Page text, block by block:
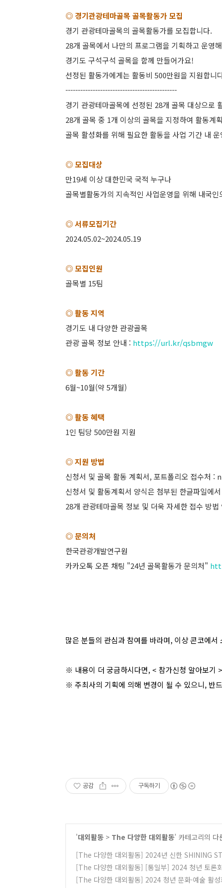
◎ 경기관광테마골목 골목활동가 모집
경기 관광테마골목의 골목활동가를 모집합니다.
28개 골목에서 나만의 프로그램을 기획하고 운영
경기도 구석구석 골목을 함께 만들어가요!
선정된 활동가에게는 활동비 500만원을 지원합니
---------------------------------------------
경기 관광테마골목에 선정된 28개 골목 대상으로
28개 골목 중 1개 이상의 골목을 지정하여 활동계
골목 활성화를 위해 필요한 활동을 사업 기간 내
◎ 모집대상
만19세 이상 대한민국 국적 누구나
골목별활동가의 지속적인 사업운영을 위해 내국인
◎ 서류모집기간
2024.05.02~2024.05.19
◎ 모집인원
골목별 15팀
◎ 활동 지역
경기도 내 다양한 관광골목
관광 골목 정보 안내 : https://url.kr/qsbmgw
◎ 활동 기간
6월~10월(약 5개월)
◎ 활동 혜택
1인 팀당 500만원 지원
◎ 지원 방법
신청서 및 골목 활동 계획서, 포트폴리오 접수처
신청서 및 활동계획서 양식은 첨부된 한글파일에
28개 관광테마골목 정보 및 더욱 자세한 접수 방
◎ 문의처
한국관광개발연구원
카카오톡 오픈 채팅 "24년 골목활동가 문의처"
많은 분들의 관심과 참여를 바라며, 이상 콘코에서
※ 내용이 더 궁금하시다면, < 참가신청 알아보기
※ 주최사의 기획에 의해 변경이 될 수 있으니, 반
공감 구독하기
'대외활동 > The 다양한 대외활동' 카테고리의 다
[The 다양한 대외활동] 2024년 신한 SHINING
[The 다양한 대외활동] [통일부] 2024 청년 토론
[The 다양한 대외활동] 2024 청년 문화·예술 활